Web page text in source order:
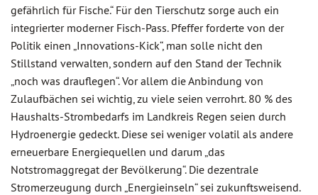
gefährlich für Fische.“ Für den Tierschutz sorge auch ein
integrierter moderner Fisch-Pass. Pfeffer forderte von der
Politik einen „Innovations-Kick“, man solle nicht den
Stillstand verwalten, sondern auf den Stand der Technik
„noch was drauflegen“. Vor allem die Anbindung von
Zulaufbächen sei wichtig, zu viele seien verrohrt. 80 % des
Haushalts-Strombedarfs im Landkreis Regen seien durch
Hydroenergie gedeckt. Diese sei weniger volatil als andere
erneuerbare Energiequellen und darum „das
Notstromaggregat der Bevölkerung“. Die dezentrale
Stromerzeugung durch „Energieinseln“ sei zukunftsweisend.